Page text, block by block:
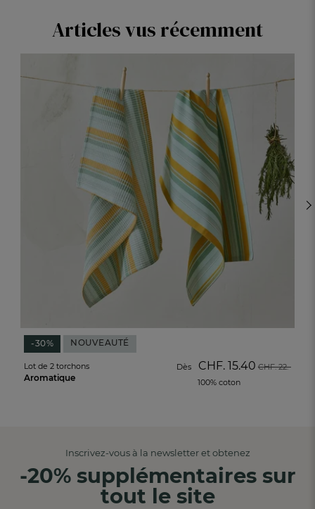
Articles vus récemment
-30% NOUVEAUTÉ
Lot de 2 torchons
Aromatique
Dès CHF. 15.40 CHF. 22.-
100% coton
Inscrivez-vous à la newsletter et obtenez
-20% supplémentaires sur
tout le site